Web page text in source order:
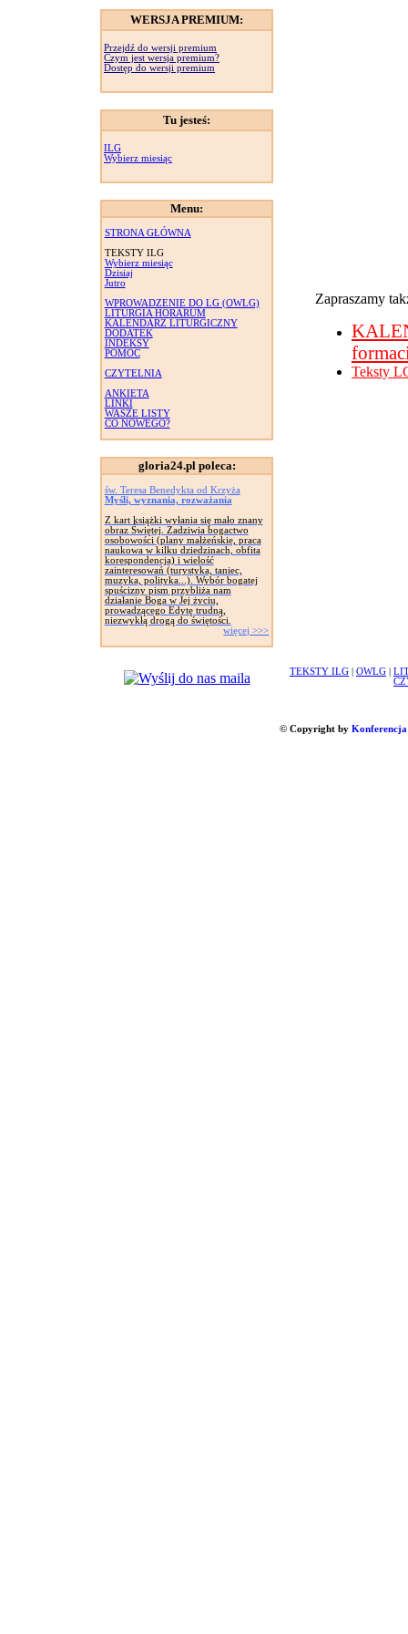
WERSJA PREMIUM:
Przejdź do wersji premium
Czym jest wersja premium?
Dostęp do wersji premium
Tu jesteś:
ILG
Wybierz miesiąc
Menu:
STRONA GŁÓWNA
TEKSTY ILG
Wybierz miesiąc
Dzisiaj
Jutro
WPROWADZENIE DO LG (OWLG)
LITURGIA HORARUM
KALENDARZ LITURGICZNY
DODATEK
INDEKSY
POMOC
CZYTELNIA
ANKIETA
LINKI
WASZE LISTY
CO NOWEGO?
gloria24.pl poleca:
św. Teresa Benedykta od Krzyża
Myśli, wyznania, rozważania
Z kart książki wyłania się mało znany
obraz Świętej. Zadziwia bogactwo
osobowości (plany małżeńskie, praca
naukowa w kilku dziedzinach, obfita
korespondencja) i wielość
zainteresowań (turystyka, taniec,
muzyka, polityka...). Wybór bogatej
spuścizny pism przybliża nam
działanie Boga w Jej życiu,
prowadzącego Edytę trudną,
niezwykłą drogą do świętości.
więcej >>>
Zapraszamy
Teksty
TEKSTY ILG OWLG
© Copyright by Konferencja